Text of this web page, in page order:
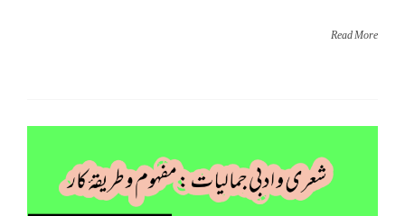
Read More